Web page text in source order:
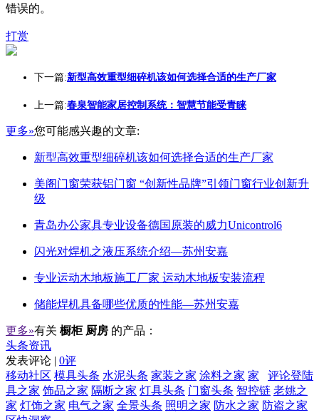
错误的。
打赏
下一篇:新型高效重型细碎机该如何选择合适的生产厂家
上一篇:春泉智能家居控制系统：智慧节能受青睐
更多»您可能感兴趣的文章:
新型高效重型细碎机该如何选择合适的生产厂家
美阁门窗荣获铝门窗 “创新性品牌”引领门窗行业创新升
级
青岛办公家具专业设备德国原装的威力Unicontrol6
闪光对焊机之液压系统介绍—苏州安嘉
专业运动木地板施工厂家 运动木地板安装流程
储能焊机具备哪些优质的性能—苏州安嘉
更多»有关 橱柜 厨房 的产品：
头条资讯
发表评论 | 0评
评论登陆
移动社区 模具头条 水泥头条 家装之家 涂料之家 家
具之家 饰品之家 隔断之家 灯具头条 门窗头条 智控链 老姚之
家 灯饰之家 电气之家 全景头条 照明之家 防水之家 防盗之家